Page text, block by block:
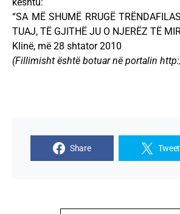
“SA MË SHUMË RRUGË
TUAJ, TË GJITHË JU O NJERËZ TË
Klinë, më 28 shtator 2010
(Fillimisht është botuar në portalin
Share Tweet